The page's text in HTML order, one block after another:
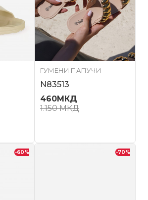
ГУМЕНИ ПАПУЧИ
N83513
460МКД
1.150МКД
-60% -70%